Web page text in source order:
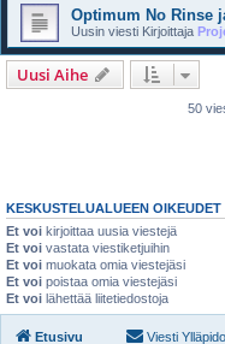
Optimum No Rinse
Uusin viesti Kirjoittaja
Uusi Aihe
50
KESKUSTELUALUEEN OIKEUDET
Et voi kirjoittaa uusia viestejä
Et voi vastata viestiketjuihin
Et voi muokata omia viestejäsi
Et voi poistaa omia viestejäsi
Et voi lähettää liitetiedostoja
Etusivu Viesti